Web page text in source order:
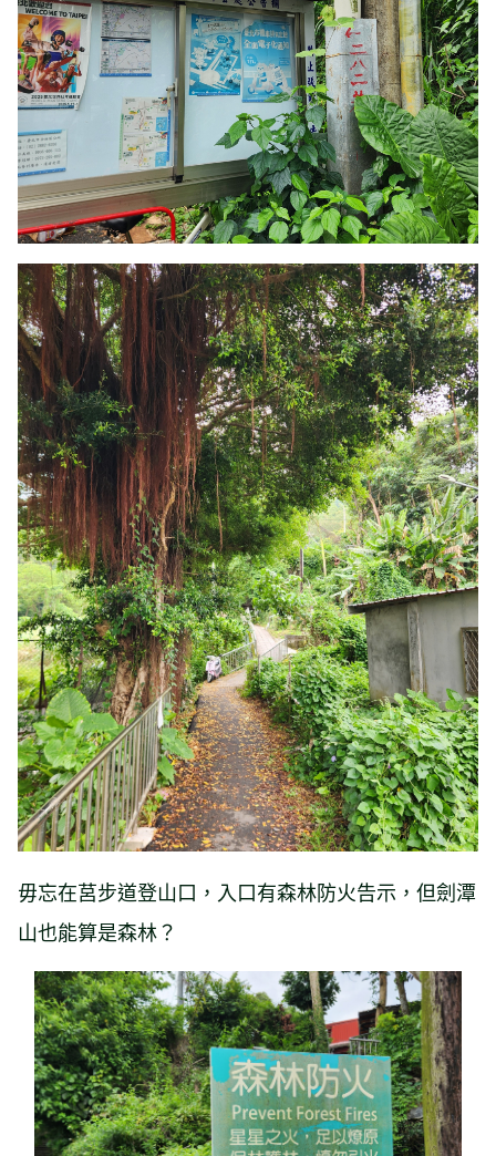
毋忘在莒步道登山口，入口有森林防火告示，但劍潭
山也能算是森林？